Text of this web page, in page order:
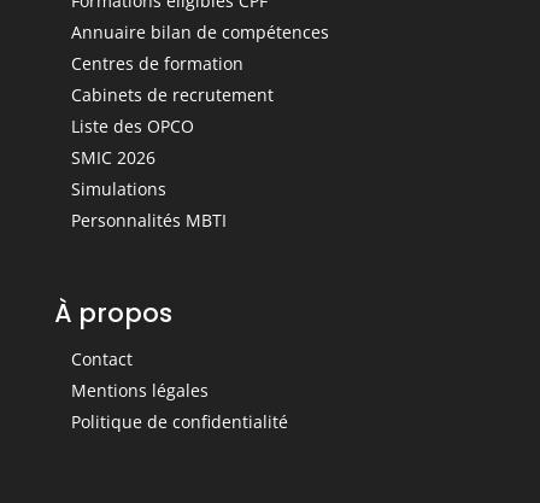
Annuaire bilan de compétences
Centres de formation
Cabinets de recrutement
Liste des OPCO
SMIC 2026
Simulations
Personnalités MBTI
À propos
Contact
Mentions légales
Politique de confidentialité